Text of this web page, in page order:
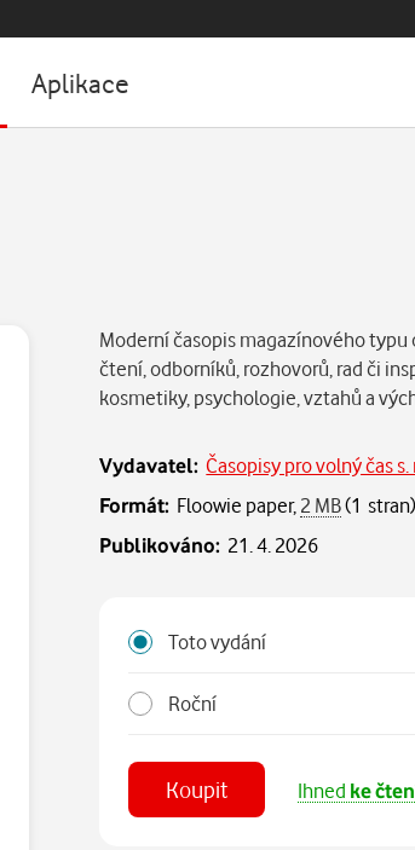
Aplikace
Moderní časopis magazínového
čtení, odborníků, rozhovorů, rad či
kosmetiky, psychologie, vztahů a
Vydavatel: Časopisy pro volný čas s.
Formát: Floowie paper, 2 MB(1 stran)
Publikováno: 21. 4. 2026
Toto vydání
Roční
Koupit Ihned ke